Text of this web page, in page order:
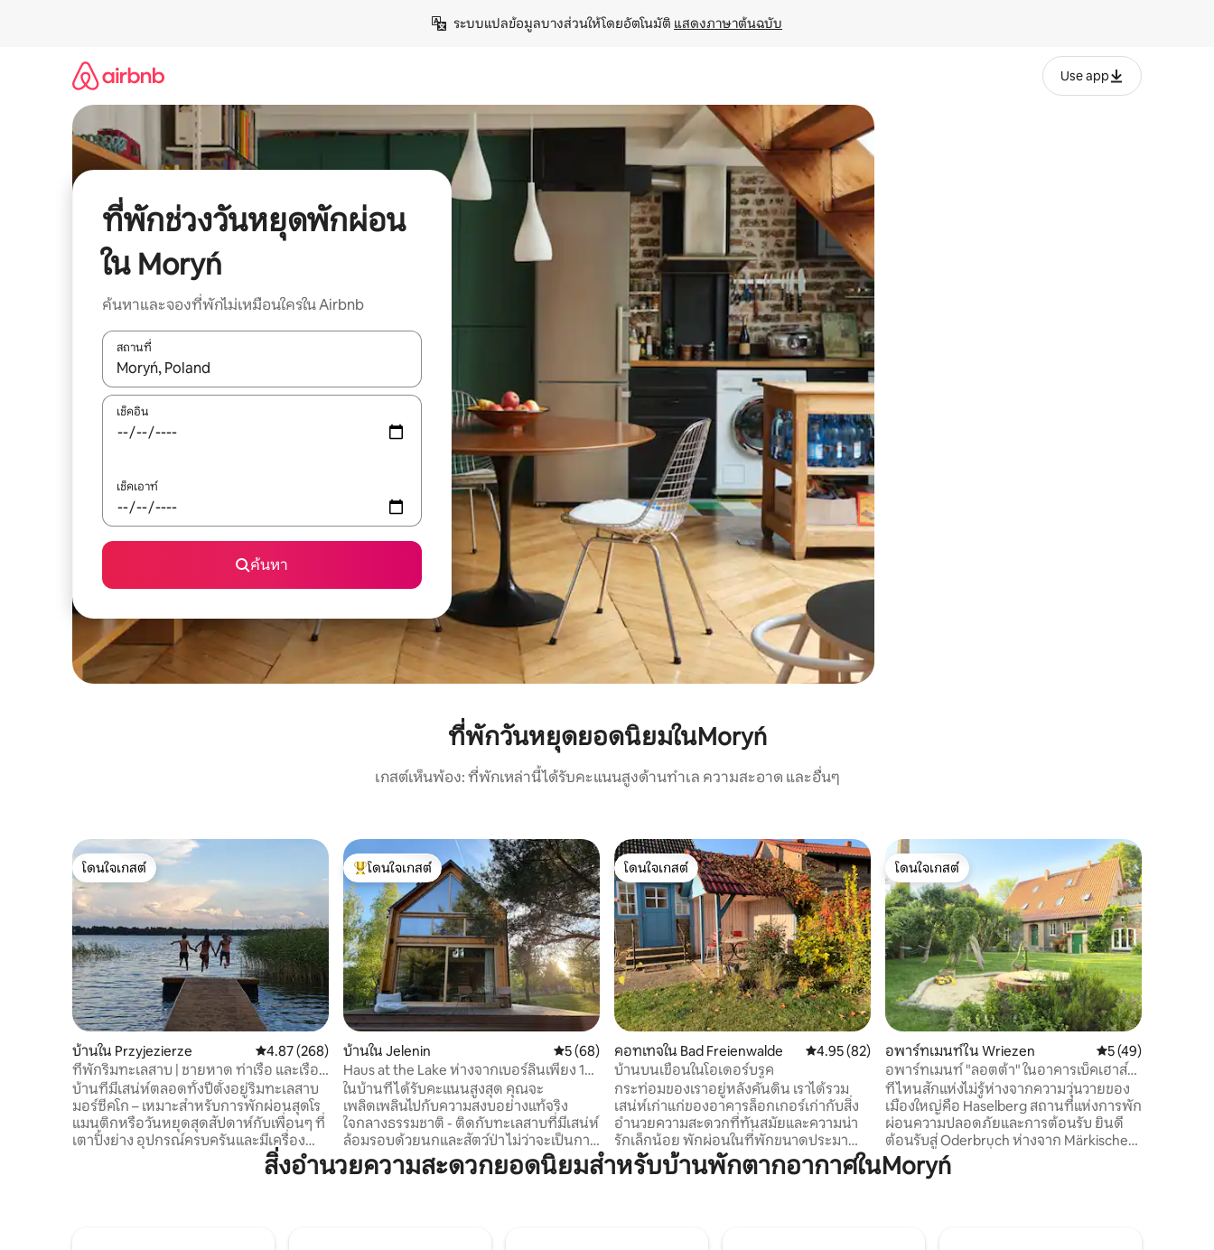
ระบบแปลข้อมูลบางส่วนให้โดยอัตโนมัติ แสดงภาษาต้นฉบับ
Use app
ที่พักช่วงวันหยุดพักผ่อน
ใน Moryń
ค้นหาและจองที่พักไม่เหมือนใครใน Airbnb
สถานที่
ใช้ลูกศรขึ้นลง หรือใช้การสัมผัสหรือปัด เพื่อสำรวจผลการค้นหา
เช็คอิน
เช็คเอาท์
ค้นหา
ที่พักวันหยุดยอดนิยมในMoryń
เกสต์เห็นพ้อง: ที่พักเหล่านี้ได้รับคะแนนสูงด้านทำเล ความสะอาด และอื่นๆ
โดนใจเกสต์
โดนใจเกสต์
บ้านใน Przyjezierze คะแนนเฉลี่ย 4.87 จาก 5, 268 รีวิว
4.87 (268)
ที่พักริมทะเลสาบ | ชายหาด ท่าเรือ และเรือ
พาย
บ้านที่มีเสน่ห์ตลอดทั้งปีตั้งอยู่ริมทะเลสาบ
มอร์ซีคโก – เหมาะสำหรับการพักผ่อนสุดโร
แมนติกหรือวันหยุดสุดสัปดาห์กับเพื่อนๆ ที่
เตาปิ้งย่าง อุปกรณ์ครบครันและมีเครื่อง
ทำความร้อนให้ความสะดวกสบายในทุก
ฤดูกาล ทะเลสาบอยู่ในเขตเงียบสงบ คุณจึง
โดนใจเกสต์ที่สุด
โดนใจเกสต์
บ้านใน Jelenin คะแนนเฉลี่ย 5 จาก 5, 68 รีวิว
5 (68)
Haus at the Lake ห่างจากเบอร์ลินเพียง 120
กม.
ในบ้านที่ได้รับคะแนนสูงสุด คุณจะ
เพลิดเพลินไปกับความสงบอย่างแท้จริง
ใจกลางธรรมชาติ - ติดกับทะเลสาบที่มีเสน่ห์
ล้อมรอบด้วยนกและสัตว์ป่า ไม่ว่าจะเป็นการ
ล่องเรือยามพระอาทิตย์ตกดิน การพักผ่อน
จากชีวิตประจำวันในห้องซาวน่าอันอบอุ่น
โดนใจเกสต์
โดนใจเกสต์
คอทเทจใน Bad Freienwalde คะแนนเฉลี่ย 4.95 จาก 5, 82 รีวิว
4.95 (82)
บ้านบนเขื่อนในโอเดอร์บรูค
กระท่อมของเราอยู่หลังคันดิน เราได้รวม
เสน่ห์เก่าแก่ของอาคารล็อกเกอร์เก่ากับสิ่ง
อำนวยความสะดวกที่ทันสมัยและความน่า
รักเล็กน้อย พักผ่อนในที่พักขนาดประมาณ
3500 ตร.ม. พร้อมทุ่งหญ้าและต้นไม้ผล
เพลิดเพลินไปกับทิวทัศน์ที่สวยงามของ
โดนใจเกสต์
โดนใจเกสต์
อพาร์ทเมนท์ใน Wriezen คะแนนเฉลี่ย 5 จาก
5 (49)
อพาร์ทเมนท์ "ลอตต้า" ในอาคารเบ็คเฮาส์
เก่า รวมถึงห้องซาวน่า
ที่ไหนสักแห่งไม่รู้ห่างจากความวุ่นวายของ
เมืองใหญ่คือ Haselberg สถานที่แห่งการพัก
ผ่อนความปลอดภัยและการต้อนรับ ยินดี
ต้อนรับสู่ Oderbruch ห่างจาก Märkische
Schweiz เพียงไม่กี่ก้าว! เหมาะสำหรับ
ครอบครัวพร้อมสวนสนามเด็กเล่นน้ำชิงช้า
สิ่งอำนวยความสะดวกยอดนิยมสำหรับบ้านพักตากอากาศในMoryń